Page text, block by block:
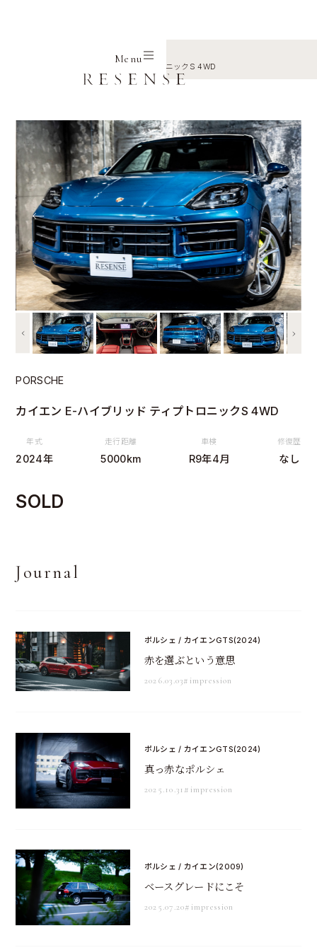
Menu
カイエン E-ハイブリッド ティプトロニックS 4WD
← →
PORSCHE
カイエン E-ハイブリッド ティプトロニックS 4WD
年式
2024年
走行距離
5000km
車検
R9年4月
修復歴
なし
SOLD
Journal
ポルシェ / カイエンGTS(2024)
赤を選ぶという意思
2026.03.03#impression
ポルシェ / カイエンGTS(2024)
真っ赤なポルシェ
2025.10.31 #impression
ポルシェ / カイエン(2009)
ベースグレードにこそ
2025.07.20#impression